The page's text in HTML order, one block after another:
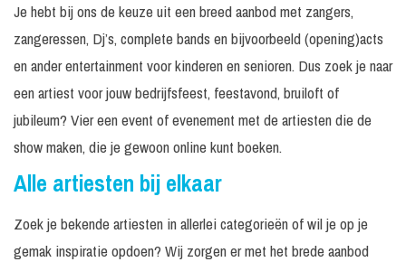
Je hebt bij ons de keuze uit een breed aanbod met zangers,
zangeressen, Dj’s, complete bands en bijvoorbeeld (opening)acts
en ander entertainment voor kinderen en senioren. Dus zoek je naar
een artiest voor jouw bedrijfsfeest, feestavond, bruiloft of
jubileum? Vier een event of evenement met de artiesten die de
show maken, die je gewoon online kunt boeken.
Alle artiesten bij elkaar
Zoek je bekende artiesten in allerlei categorieën of wil je op je
gemak inspiratie opdoen? Wij zorgen er met het brede aanbod